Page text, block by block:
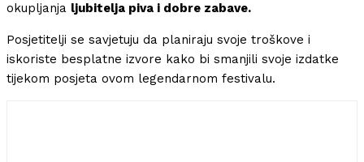
okupljanja ljubitelja piva i dobre zabave.
Posjetitelji se savjetuju da planiraju svoje troškove i
iskoriste besplatne izvore kako bi smanjili svoje izdatke
tijekom posjeta ovom legendarnom festivalu.